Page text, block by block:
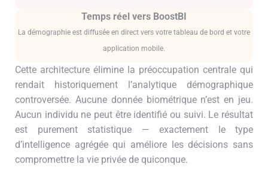
Temps réel vers BoostBI
La démographie est diffusée en direct vers votre tableau de bord et votre
application mobile.
Cette architecture élimine la préoccupation centrale qui
rendait historiquement l’analytique démographique
controversée. Aucune donnée biométrique n’est en jeu.
Aucun individu ne peut être identifié ou suivi. Le résultat
est purement statistique — exactement le type
d’intelligence agrégée qui améliore les décisions sans
compromettre la vie privée de quiconque.